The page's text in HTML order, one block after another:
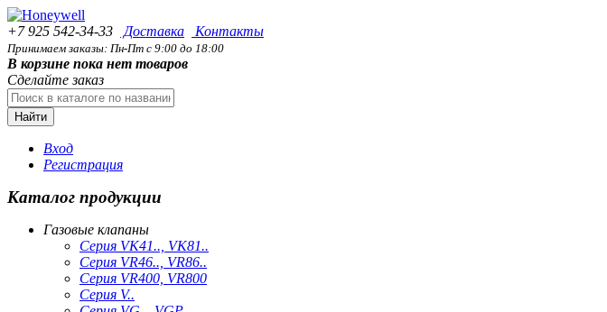
+7 925 542-34-33 Доставка Контакты
Принимаем заказы: Пн-Пт с 9:00 до 18:00
В корзине пока нет товаров
Сделайте заказ
Найти
Вход
Регистрация
Каталог продукции
Газовые клапаны
Серия VK41.., VK81..
Серия VR46.., VR86..
Серия VR400, VR800
Серия V..